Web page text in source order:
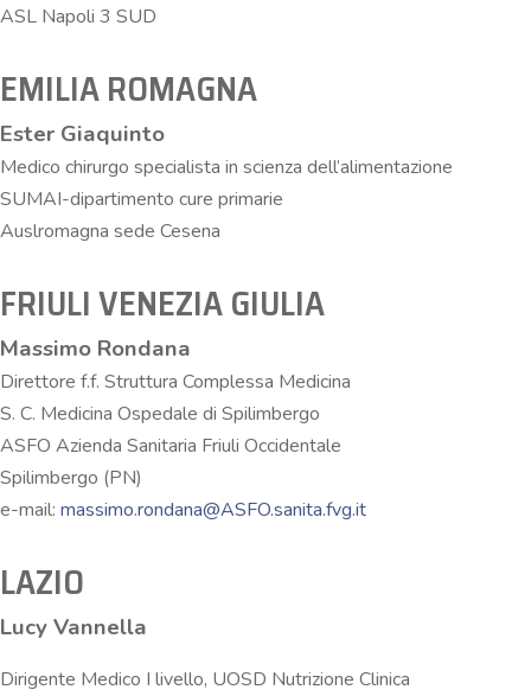
ASL Napoli 3 SUD
EMILIA ROMAGNA
Ester Giaquinto
Medico chirurgo specialista in scienza dell’alimentazione
SUMAI-dipartimento cure primarie
Auslromagna sede Cesena
FRIULI VENEZIA GIULIA
Massimo Rondana
Direttore f.f. Struttura Complessa Medicina
S. C. Medicina Ospedale di Spilimbergo
ASFO Azienda Sanitaria Friuli Occidentale
Spilimbergo (PN)
e-mail: massimo.rondana@ASFO.sanita.fvg.it
LAZIO
Lucy Vannella
Dirigente Medico I livello, UOSD Nutrizione Clinica